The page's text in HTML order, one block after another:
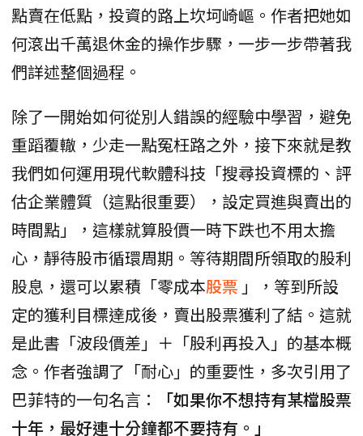
點賣在低點，投資的路上坎坷崎嶇。作者把她如
何滾出千萬退休金的操作步驟，一步一步帶著我
們詳述整個過程。
除了一開始如何從別人錯誤的經驗中學習，避免
重蹈覆轍，少走一點冤枉路之外，接下來就是教
我們如何運用現代軟體科技「搜尋投資標的、評
估企業體質（這點很重要），設定買進與賣出的
時間點」，這樣就算股價一時下跌也不用太擔
心，靜待股市循環周期。等待期間所領取的股利
股息，還可以累積「零成本股票 」，等到所設
定的獲利目標達成後，賣出股票獲利了結。這就
是此書「波段價差」＋「股利再投入」的基本概
念。作者強調了「耐心」的重要性，多次引用了
巴菲特的一句名言：
「如果你不想持有某檔股票
十年，最好連十分鐘都不要持有。」